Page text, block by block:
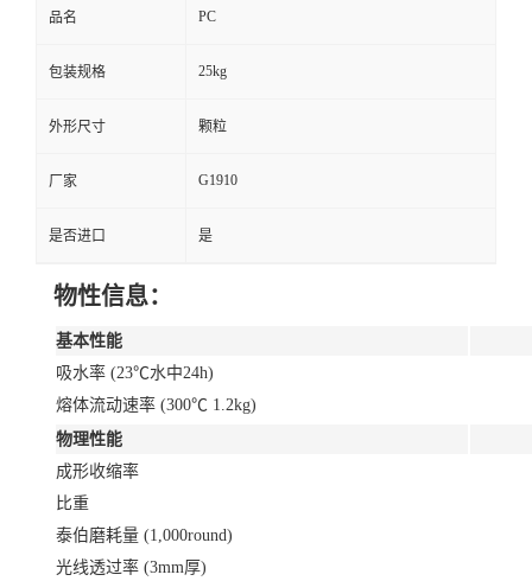
品名 PC
包装规格 25kg
外形尺寸 颗粒
厂家 G1910
是否进口 是
物性信息：
基本性能
吸水率 (23℃水中24h)
熔体流动速率 (300℃ 1.2kg)
物理性能
成形收缩率
比重
泰伯磨耗量 (1,000round)
光线透过率 (3mm厚)